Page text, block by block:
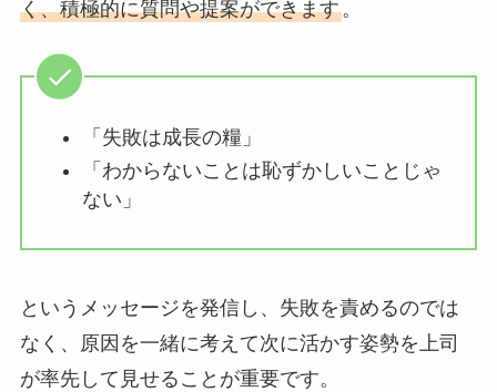
く、積極的に質問や提案ができます。
「失敗は成長の糧」
「わからないことは恥ずかしいことじゃ
ない」
というメッセージを発信し、失敗を責めるのでは
なく、原因を一緒に考えて次に活かす姿勢を上司
が率先して見せることが重要です。